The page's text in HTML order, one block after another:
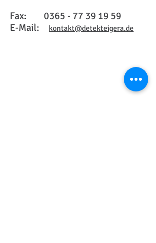
der Mai(111) und der Juni(110)
Fax: 0365 - 77 39 19 59
E-Mail:
kontakt@detekteigera.de